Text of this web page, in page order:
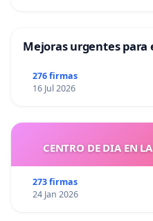
Mejoras urgentes para
276 firmas
16 Jul 2026
CENTRO DE DIA EN
273 firmas
24 Jan 2026